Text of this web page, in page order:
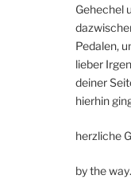
Gehechel
Pedalen,
lieber
deiner
hierhin
herzliche
by the